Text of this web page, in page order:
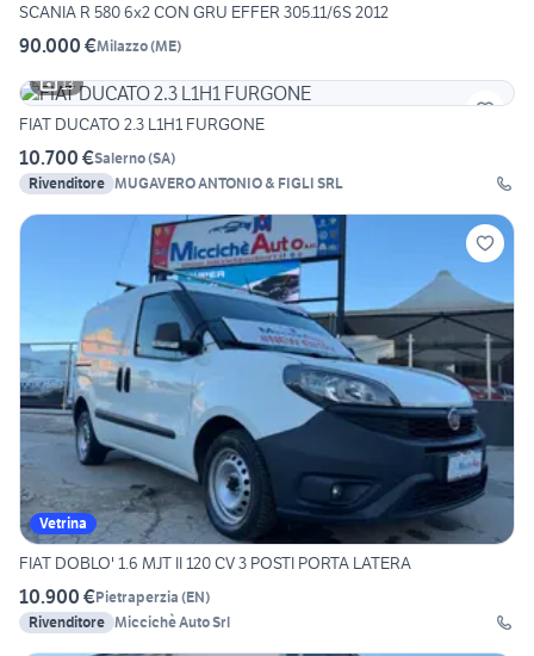
SCANIA R 580 6x2 CON GRU EFFER 305.11/6S 2012
90.000 €Milazzo(ME)
13
FIAT DUCATO 2.3 L1H1 FURGONE
10.700 €Salerno(SA)
Rivenditore MUGAVERO ANTONIO & FIGLI SRL
Vetrina
FIAT DOBLO' 1.6 MJT II 120 CV 3 POSTI PORTA LATERA
10.900 €Pietraperzia (EN)
Rivenditore Miccichè Auto Srl